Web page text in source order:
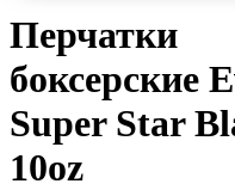
Перчатки
боксерские
Super Star
10oz